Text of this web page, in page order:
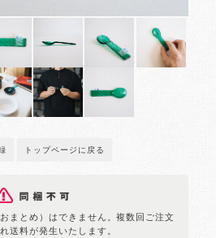
トップページに戻る
まとめ）はできません。複数回ご注文
送料が発生いたします。